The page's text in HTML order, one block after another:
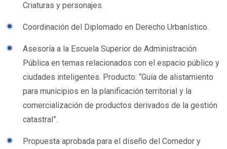
Criaturas y personajes.
Coordinación del Diplomado en Derecho Urbanístico.
Asesoría a la Escuela Superior de Administración
Pública en temas relacionados con el espacio público y
ciudades inteligentes. Producto: “Guía de alistamiento
para municipios en la planificación territorial y la
comercialización de productos derivados de la gestión
catastral”.
Propuesta aprobada para el diseño del Comedor y